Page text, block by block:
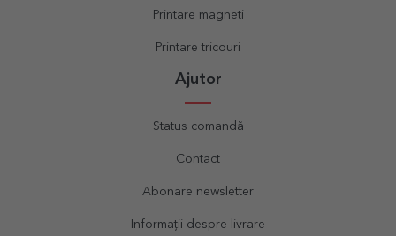
Printare magneti
Printare tricouri
Ajutor
Status comandă
Contact
Abonare newsletter
Informații despre livrare